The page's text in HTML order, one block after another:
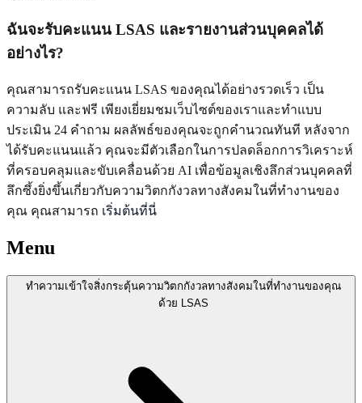
ฉันจะรับคะแนน LSAS และรายงานส่วนบุคคลได้
อย่างไร?
คุณสามารถรับคะแนน LSAS ของคุณได้อย่างรวดเร็ว เป็น
ความลับ และฟรี เพียงเยี่ยมชมเว็บไซต์ของเราและทำแบบ
ประเมิน 24 คำถาม ผลลัพธ์ของคุณจะถูกคำนวณทันที หลังจาก
ได้รับคะแนนแล้ว คุณจะมีตัวเลือกในการปลดล็อกการวิเคราะห์
ที่ครอบคลุมและขับเคลื่อนด้วย AI เพื่อข้อมูลเชิงลึกส่วนบุคคลที่
ลึกซึ้งยิ่งขึ้นเกี่ยวกับความวิตกกังวลทางสังคมในที่ทำงานของ
คุณ คุณสามารถ เริ่มต้นที่นี่
Menu
ทำความเข้าใจสิ่งกระตุ้นความวิตกกังวลทางสังคมในที่ทำงานของคุณ
ด้วย LSAS